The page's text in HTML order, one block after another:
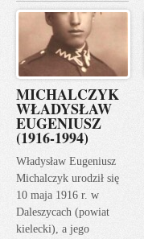
MICHALCZYK
WŁADYSŁAW
EUGENIUSZ
(1916-1994)
Władysław Eugeniusz
Michalczyk urodził się
10 maja 1916 r. w
Daleszycach (powiat
kielecki), a jego